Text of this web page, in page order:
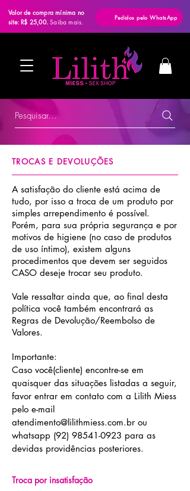
Valor de compra mínima no
site: R$ 25,00.Saiba mais. Pedidos pelo WhatsApp
Pesquisar...
TROCAS E DEVOLUÇÕES
A satisfação do cliente está acima de
tudo, por isso a troca de um produto por
simples arrependimento é possível.
Porém, para sua própria segurança e por
motivos de higiene (no caso de produtos
de uso íntimo), existem alguns
procedimentos que devem ser seguidos
CASO deseje trocar seu produto.
Vale ressaltar ainda que, ao final desta
política você também encontrará as
Regras de Devolução/Reembolso de
Valores.
Importante:
Caso você(cliente) encontre-se em
quaisquer das situações listadas a seguir,
favor entrar em contato com a Lilith Miess
pelo e-mail
atendimento@lilithmiess.com.br ou
whatsapp (92) 98541-0923 para as
devidas providências posteriores.
Troca por insatisfação